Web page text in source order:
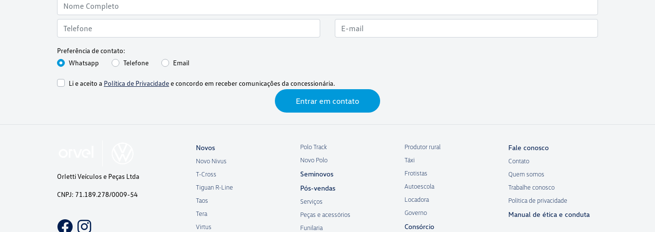
Preferência de contato:
Whatsapp
Telefone Email
Li e aceito a Política de Privacidadee concordo em receber comunicações da concessionária.
Entrar em contato
Orletti Veículos e Peças Ltda
CNPJ: 71.189.278/0009-54
Novos
Novo Nivus
T-Cross
Tiguan R-Line
Taos
Tera
Virtus
Polo Track
Novo Polo
Seminovos
Pós-vendas
Serviços
Peças e acessórios
Funilaria
Produtor rural
Táxi
Frotistas
Autoescola
Locadora
Governo
Consórcio
Fale conosco
Contato
Quem somos
Trabalhe conosco
Política de privacidade
Manual de ética e conduta